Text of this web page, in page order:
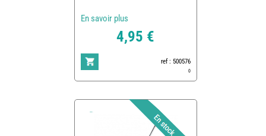
En savoir plus
4,95 €
ref : 500576
0